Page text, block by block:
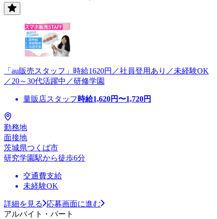
「au販売スタッフ」時給1620円／社員登用あり／未経験OK
／20～30代活躍中／研修学園
量販店スタッフ 時給1,620円〜1,720円
勤務地
面接地
茨城県つくば市
研究学園駅から徒歩6分
交通費支給
未経験OK
詳細を見る
応募画面に進む
アルバイト・パート